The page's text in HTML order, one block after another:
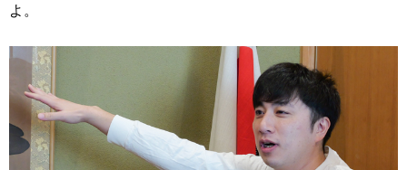
よ。